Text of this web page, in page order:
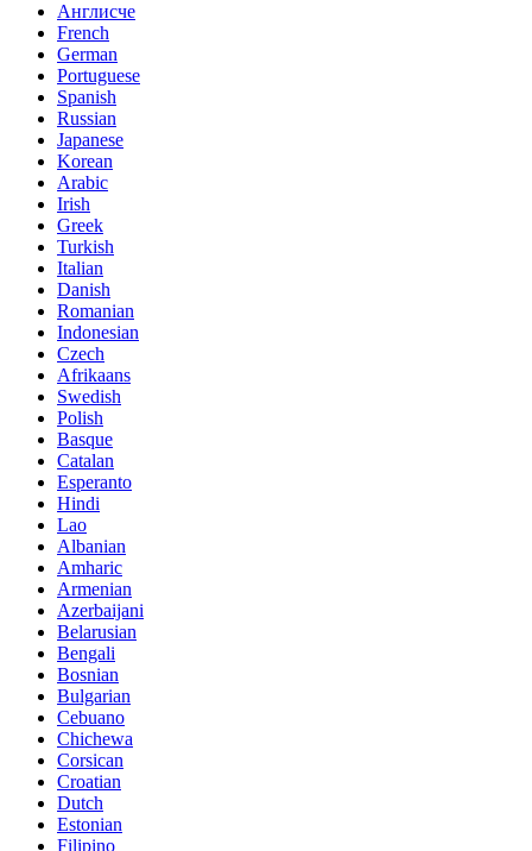
Англисче
French
German
Portuguese
Spanish
Russian
Japanese
Korean
Arabic
Irish
Greek
Turkish
Italian
Danish
Romanian
Indonesian
Czech
Afrikaans
Swedish
Polish
Basque
Catalan
Esperanto
Hindi
Lao
Albanian
Amharic
Armenian
Azerbaijani
Belarusian
Bengali
Bosnian
Bulgarian
Cebuano
Chichewa
Corsican
Croatian
Dutch
Estonian
Filipino